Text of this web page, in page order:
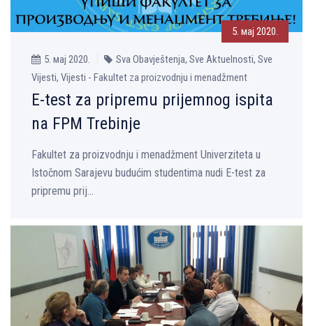
5. мај 2020.
5. мај 2020.
Sva Obavještenja, Sve Aktuelnosti, Sve
Vijesti, Vijesti - Fakultet za proizvodnju i menadžment
E-test za pripremu prijemnog ispita
na FPM Trebinje
Fakultet za proizvodnju i menadžment Univerziteta u
Istočnom Sarajevu budućim studentima nudi E-test za
pripremu prij...